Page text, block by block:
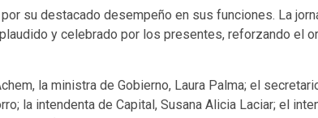
su destacado desempeño en sus funciones. La
y celebrado por los presentes, reforzando el
la ministra de Gobierno, Laura Palma; el
la intendenta de Capital, Susana Alicia Laciar; el